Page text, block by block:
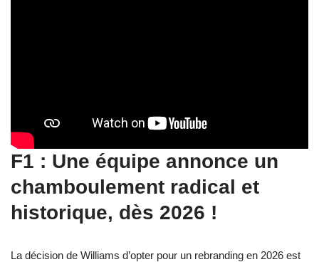
F1 : Une équipe annonce un
chamboulement radical et
historique, dès 2026 !
La décision de Williams d’opter pour un rebranding en 2026 est